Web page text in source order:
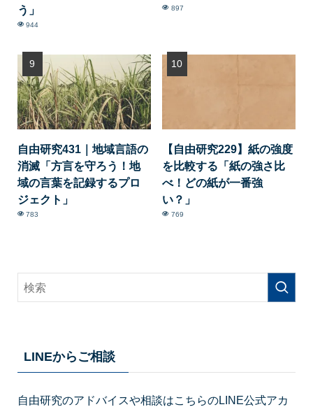
う」
944
897
自由研究431｜地域言語の
消滅「方言を守ろう！地
域の言葉を記録するプロ
ジェクト」
783
【自由研究229】紙の強度
を比較する「紙の強さ比
べ！どの紙が一番強
い？」
769
LINEからご相談
自由研究のアドバイスや相談はこちらのLINE公式アカ